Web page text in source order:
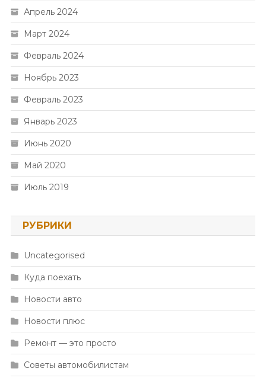
Апрель 2024
Март 2024
Февраль 2024
Ноябрь 2023
Февраль 2023
Январь 2023
Июнь 2020
Май 2020
Июль 2019
РУБРИКИ
Uncategorised
Куда поехать
Новости авто
Новости плюс
Ремонт — это просто
Советы автомобилистам